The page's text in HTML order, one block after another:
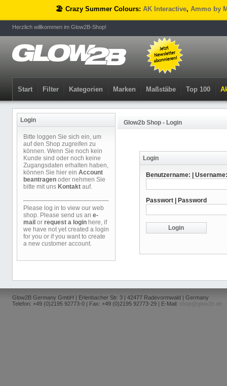
🏖️ Crazy Summer Colours:AK Interactive,Ammo by
Herzlich willkommen im Glow2B-Shop!
Start Filter Kategorien Marken Maßstäbe Top 100
Login
Bitte loggen Sie sich ein, um
auf den Shop zugreifen zu
können. Wenn Sie noch kein
Kunde sind oder noch keine
Zugangsdaten erhalten haben,
können Sie hier ein Account
beantragen oder nehmen Sie
bitte mit uns Kontakt auf.
Please log in to view our web
shop. Please send us an e-
mail or request a login here, if
we have not yet created a login
for you or if you want to create
a new customer account.
Glow2b Shop - Login
Login
Benutzername: | Username:
Passwort | Password
Glow2B Germany GmbH | Erlenbacher Str. 3 | 42477 Radevormwald | Germany
Telefon: +49 (0)2195 92773-0 | Fax: +49 (0)2195 92773-29 | E-Mail:
shop@glow2b.de